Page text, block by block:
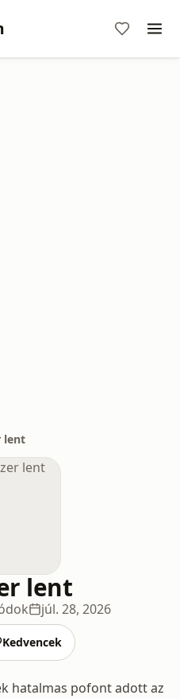
lent
lent
júl. 28, 2026
Kedvencek
hatalmas pofont adott az